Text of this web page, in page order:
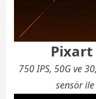
Pixart
750 IPS, 50G ve
sensör